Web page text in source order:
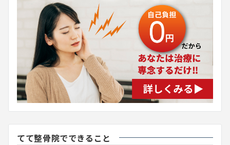
てて整骨院でできること